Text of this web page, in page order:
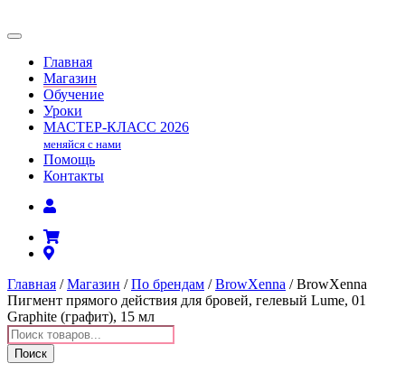
Главная
Магазин
Обучение
Уроки
МАСТЕР-КЛАСС 2026
меняйся с нами
Помощь
Контакты
Главная /Магазин /По брендам /BrowXenna / BrowXenna
Пигмент прямого действия для бровей, гелевый Lume, 01
Graphite (графит), 15 мл
Поиск
товаров
Поиск